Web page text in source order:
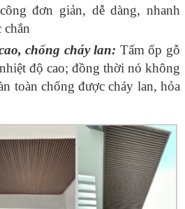
đơn giản, dễ dàng, nhanh
chắn
chống cháy lan: Tấm ốp gỗ
độ cao; đồng thời nó không
toàn chống được cháy lan, hỏa